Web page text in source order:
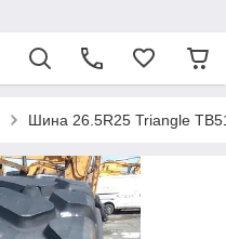
Шина 26.5R25 Triangle